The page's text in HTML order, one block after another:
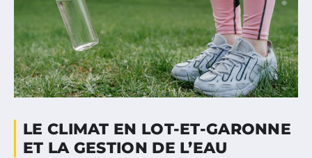
LE CLIMAT EN LOT-ET-GARONNE
ET LA GESTION DE L’EAU